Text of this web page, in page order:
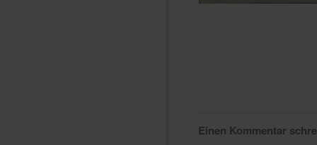
Einen Kommentar